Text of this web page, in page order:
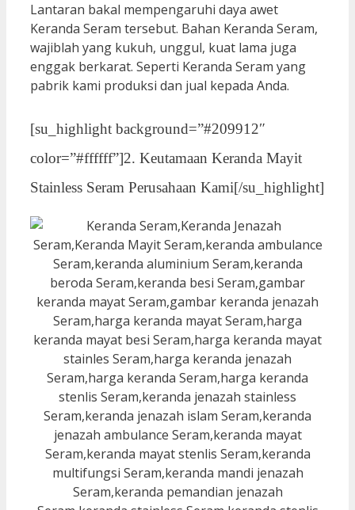
Lantaran bakal mempengaruhi daya awet
Keranda Seram tersebut. Bahan Keranda Seram,
wajiblah yang kukuh, unggul, kuat lama juga
enggak berkarat. Seperti Keranda Seram yang
pabrik kami produksi dan jual kepada Anda.
[su_highlight background=”#209912″
color=”#ffffff”]2. Keutamaan Keranda Mayit
Stainless Seram Perusahaan Kami[/su_highlight]